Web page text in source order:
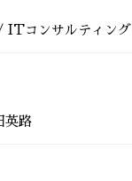
ITコンサルティング
英路